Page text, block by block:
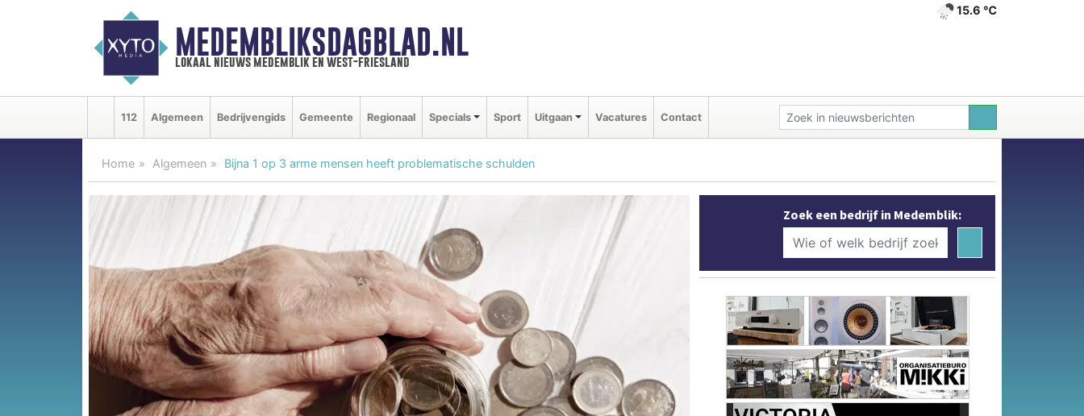
MEDEMBLIKSDAGBLAD.NL
lokaal nieuws medemblik en west-friesland
15.6 ℃
112 Algemeen Bedrijvengids Gemeente Regionaal Specials Sport Uitgaan Vacatures Contact
Home Algemeen Bijna 1 op 3 arme mensen heeft problematische schulden
Zoek een bedrijf in Medemblik: